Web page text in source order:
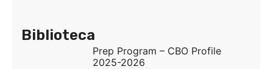
Biblioteca
Prep Program – CBO Profile
2025-2026